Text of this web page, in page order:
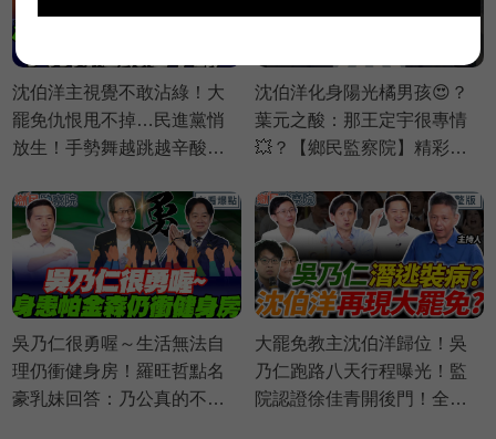
沈伯洋主視覺不敢沾綠！大
罷免仇恨甩不掉…民進黨悄
放生！手勢舞越跳越辛酸！
廷【鄉民監察院】必看爆點
💥20260805
沈伯洋化身陽光橘男孩😍？
葉元之酸：那王定宇很專情
💥？【鄉民監察院】精彩速
吳乃仁很勇喔～生活無法自
理仍衝健身房！羅旺哲點名
豪乳妹回答：乃公真的不行
大罷免教主沈伯洋歸位！吳
乃仁跑路八天行程曝光！監
院認證徐佳青開後門！全黨